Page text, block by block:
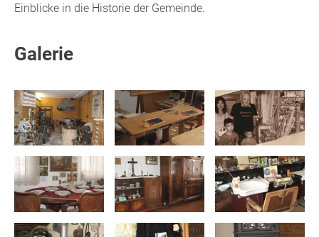
Einblicke in die Historie der Gemeinde.
Galerie